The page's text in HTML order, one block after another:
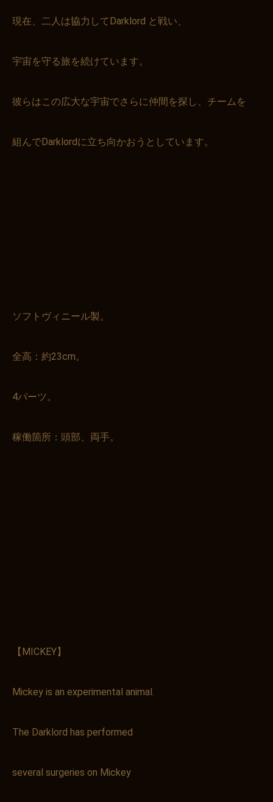
現在、二人は協力してDarklord と戦い、
宇宙を守る旅を続けています。
彼らはこの広大な宇宙でさらに仲間を探し、チームを
組んでDarklordに立ち向かおうとしています。
ソフトヴィニール製。
全高：約23cm。
4パーツ。
稼働箇所：頭部、両手。
【MICKEY】
Mickey is an experimental animal.
The Darklord has performed
several surgeries on Mickey